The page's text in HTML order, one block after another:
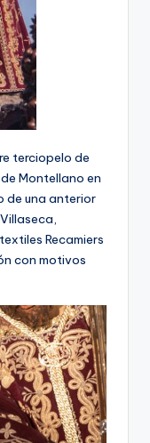
terciopelo de
Montellano en
de una anterior
Recamiers
con motivos